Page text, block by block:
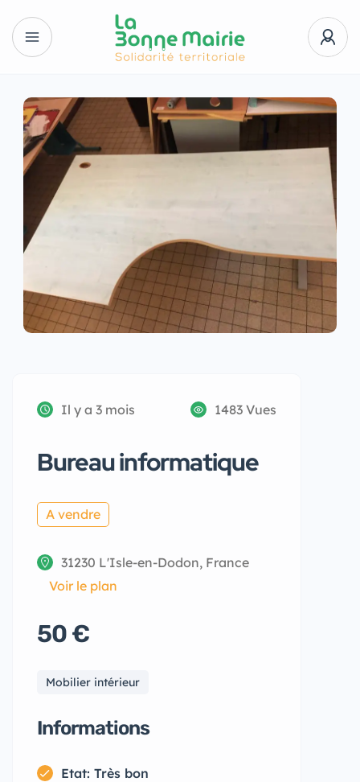
Il y a 3 mois 1483 Vues
Bureau informatique
A vendre
31230 L'Isle-en-Dodon, France
Voir le plan
50 €
Mobilier intérieur
Informations
Etat: Très bon